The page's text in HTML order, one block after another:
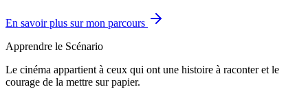
En savoir plus sur mon parcours
Apprendre le Scénario
Le cinéma appartient à ceux qui ont une histoire à raconter et le
courage de la mettre sur papier.